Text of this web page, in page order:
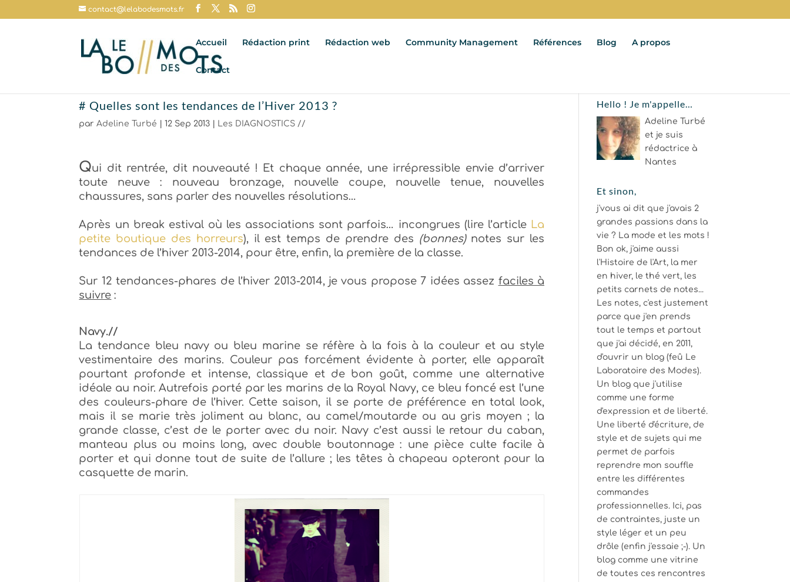
contact@lelabodesmots.fr
Accueil Rédaction print Rédaction web Community Management Références Blog A propos
Contact
# Quelles sont les tendances de l’Hiver 2013 ?
parAdeline Turbé |12 Sep 2013 Les DIAGNOSTICS //
Qui dit rentrée, dit nouveauté !
Et chaque année, une irrépressible envie d’arriver
toute neuve : nouveau bronzage, nouvelle coupe, nouvelle tenue, nouvelles
chaussures, sans parler des nouvelles résolutions…
Après un break estival où les associations sont parfois… incongrues (lire l’article La
petite boutique des horreurs), il est temps de prendre des (bonnes) notes sur les
tendances de l’hiver 2013-2014, pour être, enfin, la première de la classe.
Sur 12 tendances-phares de l’hiver 2013-2014, je vous propose 7 idées assez faciles à
suivre :
Navy.//
La tendance bleu navy ou bleu marine se réfère à la fois à la couleur et au style
vestimentaire des marins. Couleur pas forcément évidente à porter, elle apparaît
pourtant profonde et intense, classique et de bon goût, comme une alternative
idéale au noir.Autrefois porté par les marins de la Royal Navy, ce bleu foncé est l’une
des couleurs-phare de l’hiver. Cette saison, il se porte de préférence en total look,
mais il se marie très joliment au blanc, au camel/moutarde ou au gris moyen ; la
grande classe, c’est de le porter avec du noir. Navy c’est aussi le retour du caban,
manteau plus ou moins long, avec double boutonnage : une pièce culte facile à
porter et qui donne tout de suite de l’allure ; les têtes à chapeau opteront pour la
casquette de marin.
Hello ! Je m'appelle…
Adeline Turbé
et je suis
rédactrice à
Nantes
Et sinon,
j'vous ai dit que j'avais 2
grandes passions dans la
vie ? La mode et les mots !
Bon ok, j'aime aussi
l'Histoire de l'Art, la mer
en hiver, le thé vert, les
petits carnets de notes...
Les notes, c'est justement
parce que j'en prends
tout le temps et partout
que j'ai décidé, en 2011,
d'ouvrir un blog (feû Le
Laboratoire des Modes).
Un blog que j'utilise
comme une forme
d'expression et de liberté.
Une liberté d'écriture, de
style et de sujets qui me
permet de parfois
reprendre mon souffle
entre les différentes
commandes
professionnelles. Ici, pas
de contraintes, juste un
style léger et un peu
drôle (enfin j'essaie ;-). Un
blog comme une vitrine
de toutes ces rencontres